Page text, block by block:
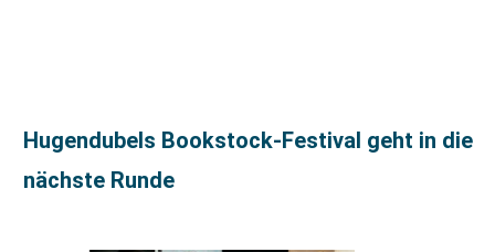
Hugendubels Bookstock-Festival geht in die
nächste Runde